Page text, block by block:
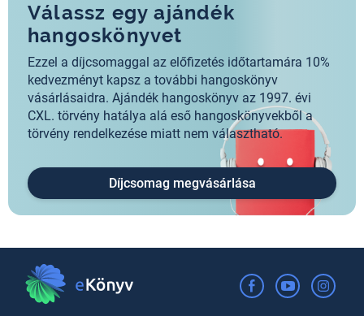
Válassz egy ajándék
hangoskönyvet
Ezzel a díjcsomaggal az előfizetés időtartamára 10%
kedvezményt kapsz a további hangoskönyv
vásárlásaidra. Ajándék hangoskönyv az 1997. évi
CXL. törvény hatálya alá eső hangoskönyvekből a
törvény rendelkezése miatt nem választható.
Díjcsomag megvásárlása